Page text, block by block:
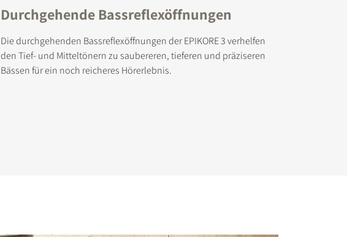
Durchgehende Bassreflexöffnungen
Die durchgehenden Bassreflexöffnungen der EPIKORE 3 verhelfen
den Tief- und Mitteltönern zu saubereren, tieferen und präziseren
Bässen für ein noch reicheres Hörerlebnis.